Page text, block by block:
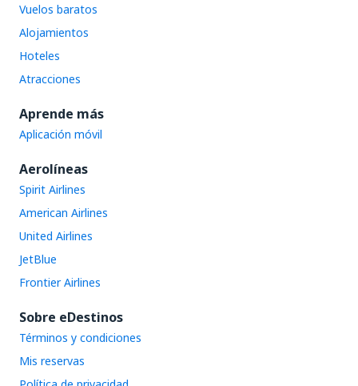
Vuelos baratos
Alojamientos
Hoteles
Atracciones
Aprende más
Aplicación móvil
Aerolíneas
Spirit Airlines
American Airlines
United Airlines
JetBlue
Frontier Airlines
Sobre eDestinos
Términos y condiciones
Mis reservas